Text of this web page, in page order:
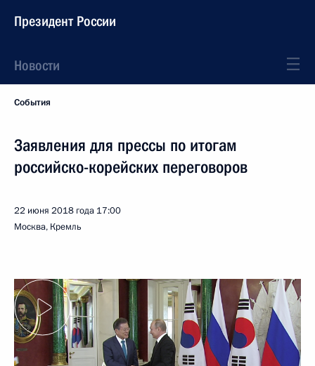
Президент России
Новости
События
Заявления для прессы по итогам
российско-корейских переговоров
22 июня 2018 года 17:00
Москва, Кремль